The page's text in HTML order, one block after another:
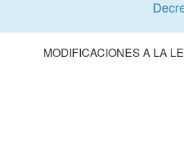
MODIFICACIONES A LA